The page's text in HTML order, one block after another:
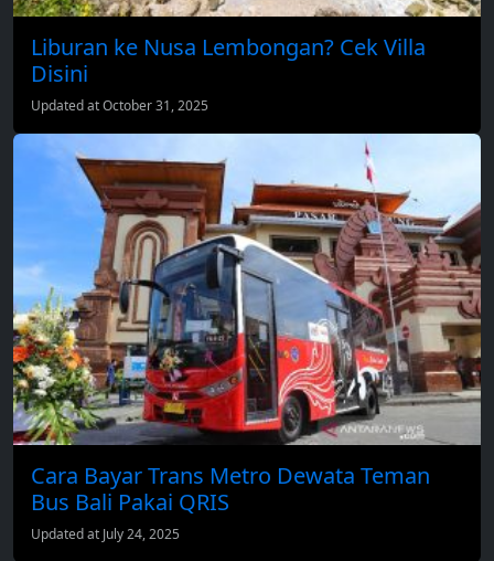
Liburan ke Nusa Lembongan? Cek Villa
Disini
Updated at October 31, 2025
Cara Bayar Trans Metro Dewata Teman
Bus Bali Pakai QRIS
Updated at July 24, 2025